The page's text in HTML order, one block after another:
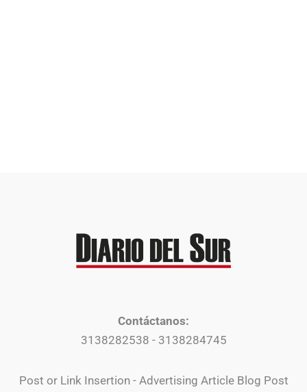
Contáctanos:
3138282538 - 3138284745
Post or Link Insertion - Advertising Article Blog Post